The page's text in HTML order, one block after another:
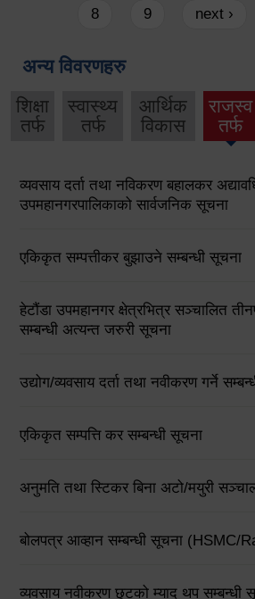
8
9 next ›
अन्य विवरणहरु
शिक्षा
तर्फ
स्वास्थ्य
तर्फ
आर्थिक
विकास
राजस्व
तर्फ
व्यवसाय दर्ता तथा नविकरण बहालकर
उपमहानगरपालिकाको सार्वजनिक सूचना
एकिकृत सम्पत्तीकर बुझाउने सम्बन्धी सूचना
हेटौंडा उपमहानगर क्षेत्रभित्र सञ्चालित
सम्बन्धी अत्यन्त जरुरी सूचना
उद्योग/व्यवसाय दर्ता तथा नवीकरण गर्ने
एकिकृत सम्पत्ति कर सम्बन्धी सूचना
अनुमति तथा स्टिकर बिना अटो/मयुरी
बोलपत्र आव्हान सम्बन्धी सूचना (HSMC/
व्यवसाय नवीकरण छुटको म्याद थप सम्बन्धी